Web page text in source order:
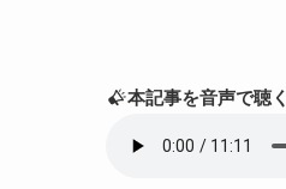
本記事を音声で聴く